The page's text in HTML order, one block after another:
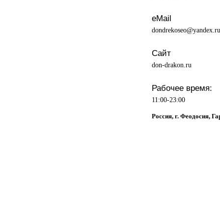
eMail
dondrekoseo@yandex.ru
Сайт
don-drakon.ru
Рабочее время:
11:00-23:00
Россия, г. Феодосия,